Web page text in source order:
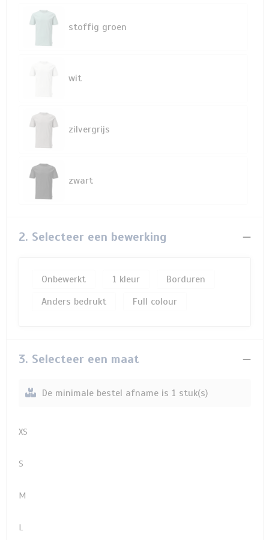
stoffig groen
wit
zilvergrijs
zwart
2. Selecteer een bewerking
Onbewerkt 1
Borduren
Anders bedrukt
Full colour
3. Selecteer een maat
De minimale bestel afname is 1 stuk(s)
XS
S
M
L